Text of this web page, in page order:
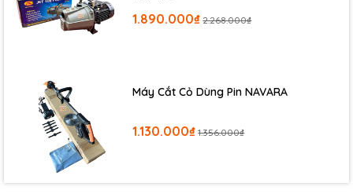
1.890.000₫ 2.268.000₫
Máy Cắt Cỏ Dùng Pin NAVARA
1.130.000₫ 1.356.000₫